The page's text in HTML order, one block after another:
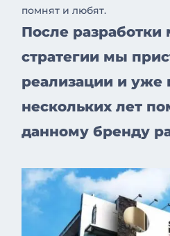
помнят и любят.
После разработки
стратегии мы
реализации и уже
нескольких лет
данному бренду